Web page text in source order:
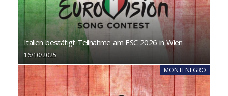
Italien bestätigt Teilnahme am ESC 2026 in Wien
16/10/2025
MONTENEGRO